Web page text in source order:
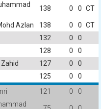
138 0 0 CT
Azlan 138 0 0 CT
132 0
0
128 0
0
127 0
0
125 0
0
121 0 0